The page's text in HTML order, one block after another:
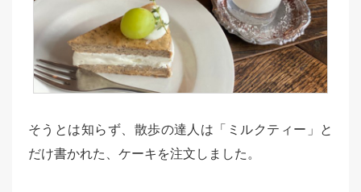
そうとは知らず、散歩の達人は「ミルクティー」と
だけ書かれた、ケーキを注文しました。